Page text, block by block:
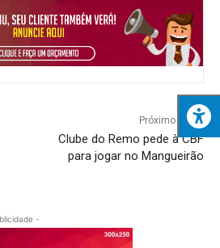
Próximo artigo
Clube do Remo pede à CBF
para jogar no Mangueirão
-